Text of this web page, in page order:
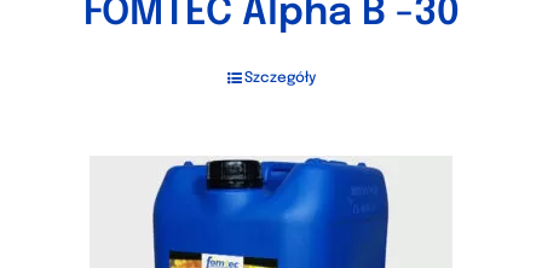
FOMTEC Alpha B -30
Szczegóły